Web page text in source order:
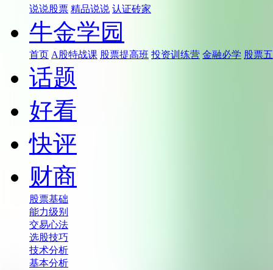
说说股票 精品说说 认证砖家
牛金学园
首页 A股特战课 股票提高班 投资训练营 金融必学 股票
话题
好看
快评
财商
股票基础
能力级别
交易心法
选股技巧
技术分析
基本分析